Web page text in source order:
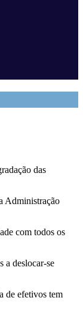
das
Administração
com todos os
a deslocar-se
de efetivos tem